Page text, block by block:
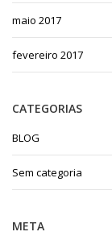
maio 2017
fevereiro 2017
CATEGORIAS
BLOG
Sem categoria
META